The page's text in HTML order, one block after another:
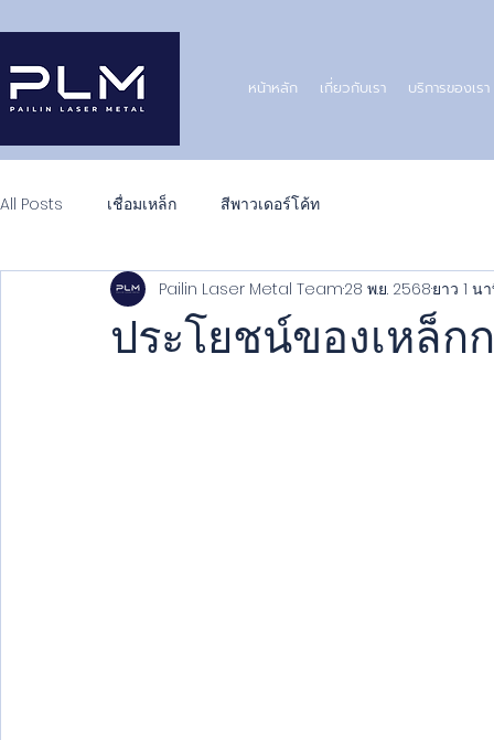
หน้าหลัก เกี่ยวกับเรา บริการของเรา
All Posts เชื่อมเหล็ก สีพาวเดอร์โค้ท
ประโยชน์ของเหล็ก
Pailin Laser Metal Team28 พ.ย. 2568ยาว 1 น